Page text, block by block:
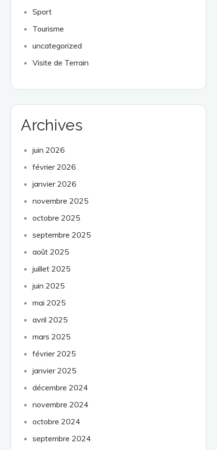
Sport
Tourisme
uncategorized
Visite de Terrain
Archives
juin 2026
février 2026
janvier 2026
novembre 2025
octobre 2025
septembre 2025
août 2025
juillet 2025
juin 2025
mai 2025
avril 2025
mars 2025
février 2025
janvier 2025
décembre 2024
novembre 2024
octobre 2024
septembre 2024